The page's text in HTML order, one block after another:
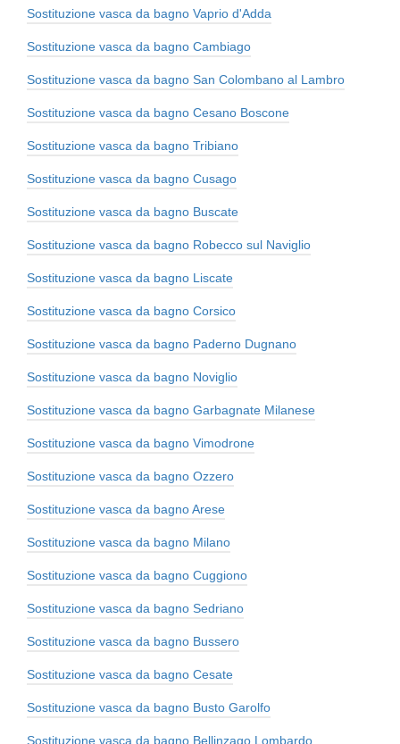
Sostituzione vasca da bagno Vaprio d'Adda
Sostituzione vasca da bagno Cambiago
Sostituzione vasca da bagno San Colombano al Lambro
Sostituzione vasca da bagno Cesano Boscone
Sostituzione vasca da bagno Tribiano
Sostituzione vasca da bagno Cusago
Sostituzione vasca da bagno Buscate
Sostituzione vasca da bagno Robecco sul Naviglio
Sostituzione vasca da bagno Liscate
Sostituzione vasca da bagno Corsico
Sostituzione vasca da bagno Paderno Dugnano
Sostituzione vasca da bagno Noviglio
Sostituzione vasca da bagno Garbagnate Milanese
Sostituzione vasca da bagno Vimodrone
Sostituzione vasca da bagno Ozzero
Sostituzione vasca da bagno Arese
Sostituzione vasca da bagno Milano
Sostituzione vasca da bagno Cuggiono
Sostituzione vasca da bagno Sedriano
Sostituzione vasca da bagno Bussero
Sostituzione vasca da bagno Cesate
Sostituzione vasca da bagno Busto Garolfo
Sostituzione vasca da bagno Bellinzago Lombardo